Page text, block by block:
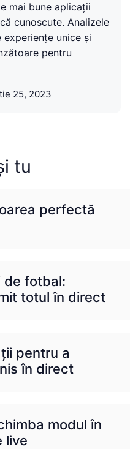
mai bune aplicații
cunoscute. Analizele
experiențe unice și
pentru
25, 2023
tu
perfectă
de fotbal:
totul în direct
pentru a
în direct
modul în
live